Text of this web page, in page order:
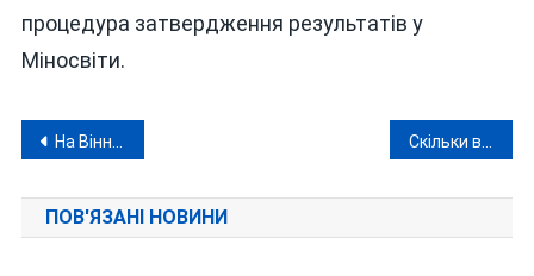
процедура затвердження результатів у
Міносвіти.
Навігація
записів
На Вінниччині встановлено додаткові 85,6 МВт потужностей розподіленої генерації Скільки воєнних злочинів вчинили рашисти на території тилової Вінниччини
ПОВ'ЯЗАНІ НОВИНИ